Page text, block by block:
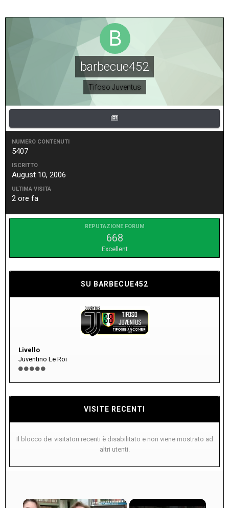
barbecue452
Tifoso Juventus
NUMERO CONTENUTI
5407
ISCRITTO
August 10, 2006
ULTIMA VISITA
2 ore fa
REPUTAZIONE FORUM
668
Excellent
SU BARBECUE452
Livello
Juventino Le Roi
VISITE RECENTI
Il blocco dei visitatori recenti è disabilitato e non viene mostrato ad
altri utenti.
×